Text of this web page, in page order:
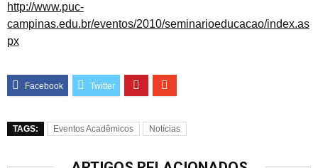
http://www.puc-
campinas.edu.br/eventos/2010/seminarioeducacao/index.as
px
TAGS: Eventos Acadêmicos Notícias